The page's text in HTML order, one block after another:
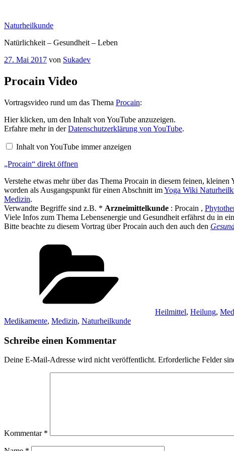
springen
Naturheilkunde
Natürlichkeit – Gesundheit – Leben
Veröffentlicht
27. Mai 2017 von Sukadev
Procain Video
Vortragsvideo rund um das Thema Procain:
„Procain“
von
YouTube
Hier klicken, um den Inhalt von YouTube anzuzeigen.
Erfahre mehr in derDatenschutzerklärung von YouTube.
Inhalt von YouTube immer anzeigen
„Procain“ direkt öffnen
Verstehe etwas mehr über das Thema Procain in diesem feinen,
worden als Ausgangspunkt für einen Abschnitt imYoga Wiki
Medizin.
Verwandte Begriffe sind z.B. * Arzneimittelkunde : Procain ,
Viele Infos zum Thema Lebensenergie und Gesundheit erfährst du in
Bitte beachte zu diesem Vortrag über Procain auch den auch den
Heilmittel, Heilung,
Medikamente, Medizin, Naturheilkunde
Schreibe einen Kommentar
Deine E-Mail-Adresse wird nicht veröffentlicht. Erforderliche Felder
Kommentar *